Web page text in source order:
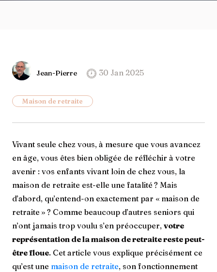
Jean-Pierre 30 Jan 2025
Maison de retraite
Vivant seule chez vous, à mesure que vous avancez
en âge, vous êtes bien obligée de réfléchir à votre
avenir : vos enfants vivant loin de chez vous, la
maison de retraite est-elle une fatalité ? Mais
d’abord, qu’entend-on exactement par « maison de
retraite » ? Comme beaucoup d’autres seniors qui
n’ont jamais trop voulu s’en préoccuper, votre
représentation de la maison de retraite reste peut-
être floue. Cet article vous explique précisément ce
qu’est une maison de retraite, son fonctionnement